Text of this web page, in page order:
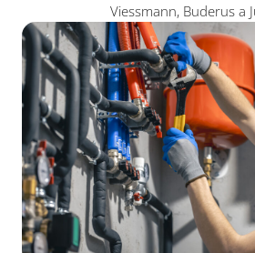
Viessmann, Buderus a